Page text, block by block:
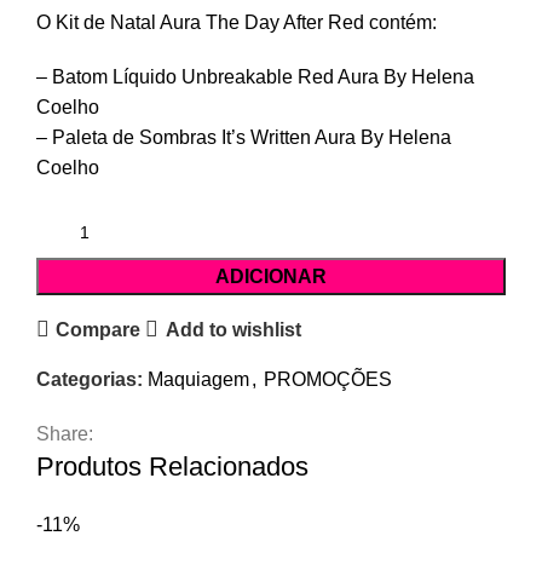
O Kit de Natal Aura The Day After Red contém:
– Batom Líquido Unbreakable Red Aura By Helena
Coelho
– Paleta de Sombras It’s Written Aura By Helena
Coelho
ADICIONAR
Compare Add to wishlist
Categorias: Maquiagem, PROMOÇÕES
Share:
Produtos Relacionados
-11%